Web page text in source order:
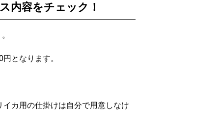
内容をチェック！
となります。
カ用の仕掛けは自分で用意しなけ